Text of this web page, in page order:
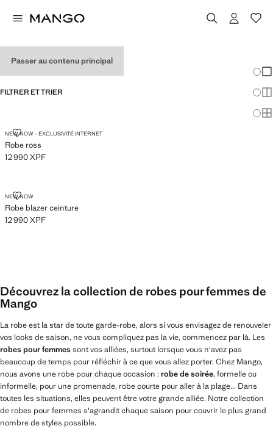
Passer au contenu principal
FILTRER ET TRIER
NEW NOW - EXCLUSIVITÉ INTERNET
Robe ross
ROBE ROSS
Prix actuel [12 990 XPF ]
12 990 XPF
NEW NOW
Robe blazer ceinture
ROBE BLAZER CEINTURE
Prix actuel [12 990 XPF ]
12 990 XPF
Découvrez la collection de robes pour femmes de
Mango
La robe est la star de toute garde-robe, alors si vous envisagez de renouveler
vos looks de saison, ne vous compliquez pas la vie, commencez par là. Les
robes pour femmessont vos alliées, surtout lorsque vous n'avez pas
beaucoup de temps pour réfléchir à ce que vous allez porter. Chez Mango,
nous avons une robe pour chaque occasion : robe de soirée, formelle ou
informelle, pour une promenade, robe courte pour aller à la plage... Dans
toutes les situations, elles peuvent être votre grande alliée. Notre collection
de robes pour femmes s'agrandit chaque saison pour couvrir le plus grand
nombre de styles possible.